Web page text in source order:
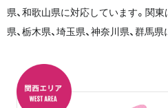
県、和歌山県に対応しています。関
県、栃木県、埼玉県、神奈川県、群馬